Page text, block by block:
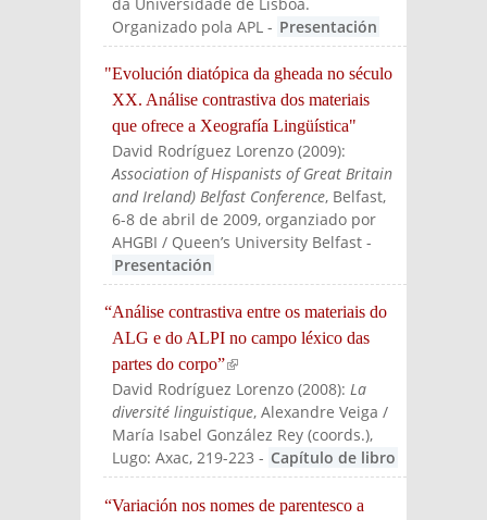
Organizado pola APL - Presentación
"Evolución diatópica da gheada no século
XX. Análise contrastiva dos materiais
que ofrece a Xeografía Lingüística"
David Rodríguez Lorenzo (2009):
Association of Hispanists of Great Britain
and Ireland) Belfast Conference, Belfast,
6-8 de abril de 2009, organziado por
AHGBI / Queen’s University Belfast -
Presentación
“Análise contrastiva entre os materiais do
ALG e do ALPI no campo léxico das
partes do corpo”(link is external)
David Rodríguez Lorenzo (2008):La
diversité linguistique, Alexandre Veiga /
María Isabel González Rey (coords.),
Lugo: Axac, 219-223 - Capítulo de libro
“Variación nos nomes de parentesco a